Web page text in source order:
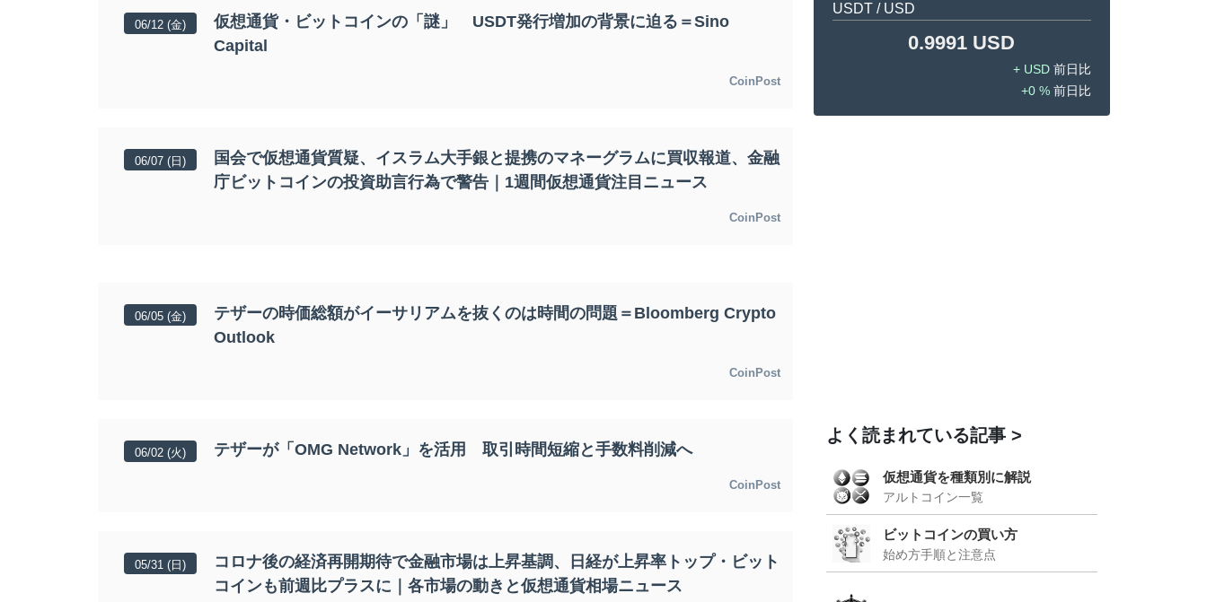
06/12 (金)
仮想通貨・ビットコインの「謎」 USDT発行増加の背景に迫る＝Sino
Capital
CoinPost
06/07 (日)
国会で仮想通貨質疑、イスラム大手銀と提携のマネーグラムに買収報道、金融
庁ビットコインの投資助言行為で警告｜1週間仮想通貨注目ニュース
CoinPost
06/05 (金)
テザーの時価総額がイーサリアムを抜くのは時間の問題＝Bloomberg Crypto
Outlook
CoinPost
06/02 (火) テザーが「OMG Network」を活用 取引時間短縮と手数料削減へ
CoinPost
05/31 (日)
コロナ後の経済再開期待で金融市場は上昇基調、日経が上昇率トップ・ビット
コインも前週比プラスに｜各市場の動きと仮想通貨相場ニュース
USDT / USD
0.9991 USD
USD
0 %
よく読まれている記事
仮想通貨を種類別に解説
アルトコイン一覧
ビットコインの買い方
始め方手順と注意点